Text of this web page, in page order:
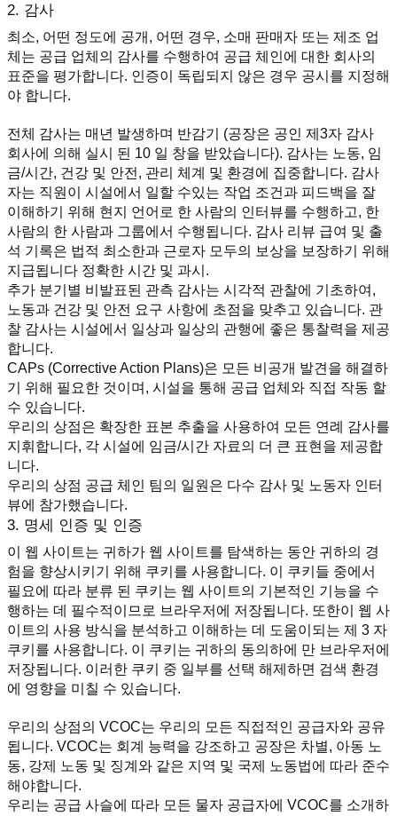
2. 감사
최소, 어떤 정도에 공개, 어떤 경우, 소매 판매자 또는 제조 업
체는 공급 업체의 감사를 수행하여 공급 체인에 대한 회사의
표준을 평가합니다. 인증이 독립되지 않은 경우 공시를 지정해
야 합니다.
전체 감사는 매년 발생하며 반감기 (공장은 공인 제3자 감사
회사에 의해 실시 된 10 일 창을 받았습니다). 감사는 노동, 임
금/시간, 건강 및 안전, 관리 체계 및 환경에 집중합니다. 감사
자는 직원이 시설에서 일할 수있는 작업 조건과 피드백을 잘
이해하기 위해 현지 언어로 한 사람의 인터뷰를 수행하고, 한
사람의 한 사람과 그룹에서 수행됩니다. 감사 리뷰 급여 및 출
석 기록은 법적 최소한과 근로자 모두의 보상을 보장하기 위해
지급됩니다 정확한 시간 및 과시.
추가 분기별 비발표된 관측 감사는 시각적 관찰에 기초하여,
노동과 건강 및 안전 요구 사항에 초점을 맞추고 있습니다. 관
찰 감사는 시설에서 일상과 일상의 관행에 좋은 통찰력을 제공
합니다.
CAPs (Corrective Action Plans)은 모든 비공개 발견을 해결하
기 위해 필요한 것이며, 시설을 통해 공급 업체와 직접 작동 할
수 있습니다.
우리의 상점은 확장한 표본 추출을 사용하여 모든 연례 감사를
지휘합니다, 각 시설에 임금/시간 자료의 더 큰 표현을 제공합
니다.
우리의 상점 공급 체인 팀의 일원은 다수 감사 및 노동자 인터
뷰에 참가했습니다.
3. 명세 인증 및 인증
이 웹 사이트는 귀하가 웹 사이트를 탐색하는 동안 귀하의 경
험을 향상시키기 위해 쿠키를 사용합니다. 이 쿠키들 중에서
필요에 따라 분류 된 쿠키는 웹 사이트의 기본적인 기능을 수
행하는 데 필수적이므로 브라우저에 저장됩니다. 또한이 웹 사
이트의 사용 방식을 분석하고 이해하는 데 도움이되는 제 3 자
쿠키를 사용합니다. 이 쿠키는 귀하의 동의하에 만 브라우저에
저장됩니다. 이러한 쿠키 중 일부를 선택 해제하면 검색 환경
에 영향을 미칠 수 있습니다.
우리의 상점의 VCOC는 우리의 모든 직접적인 공급자와 공유
됩니다. VCOC는 회계 능력을 강조하고 공장은 차별, 아동 노
동, 강제 노동 및 징계와 같은 지역 및 국제 노동법에 따라 준수
해야합니다.
우리는 공급 사슬에 따라 모든 물자 공급자에 VCOC를 소개하